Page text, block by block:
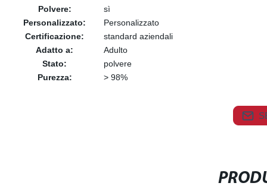
Polvere:
sì
Personalizzato:
Personalizzato
Certificazione:
standard aziendali
Adatto a:
Adulto
Stato:
polvere
Purezza:
> 98%